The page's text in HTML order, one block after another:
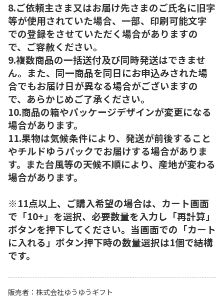
8.ご依頼主さま又はお届け先さまのご氏名に旧字
等が使用されていた場合、一部、印刷可能文字
での登録をさせていただく場合がありますの
で、ご容赦ください。
9.複数商品の一括送付及び同時発送はできませ
ん。また、同一商品を同日にお申込みされた場
合でもお届け日が異なる場合がございますの
で、あらかじめご了承ください。
10.商品の箱やパッケージデザインが変更になる
場合があります。
11.果物は気候条件により、発送が前後すること
やチルドゆうパックでお届けする場合がありま
す。また台風等の天候不順により、産地が変わる
場合があります。
※11点以上、ご購入希望の場合は、カート画面
で「10+」を選択、必要数量を入力し「再計算」
ボタンを押下してください。当画面での「カート
に入れる」ボタン押下時の数量選択は1個で結構
です。
販売者
株式会社ゆうゆうギフト